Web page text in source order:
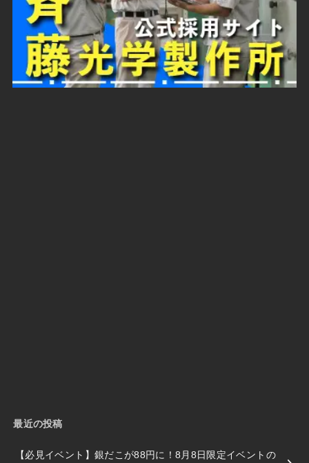
最近の投稿
【必見イベント】銀だこが88円に！8月8日限定イベントの